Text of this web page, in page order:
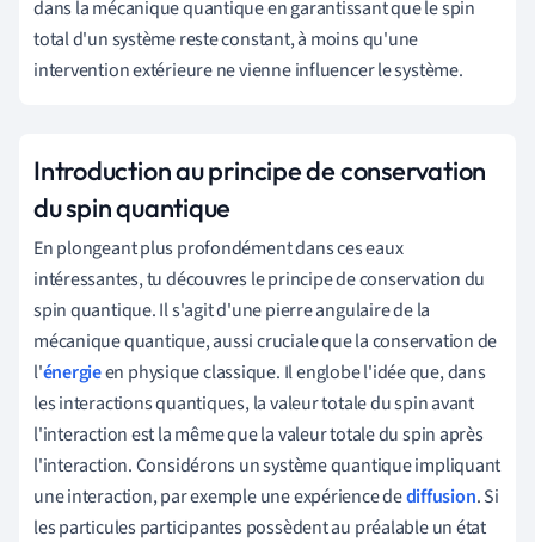
dans la mécanique quantique en garantissant que le spin
total d'un système reste constant, à moins qu'une
intervention extérieure ne vienne influencer le système.
Introduction au principe de conservation
du spin quantique
En plongeant plus profondément dans ces eaux
intéressantes, tu découvres le principe de conservation du
spin quantique. Il s'agit d'une pierre angulaire de la
mécanique quantique, aussi cruciale que la conservation de
l'énergieen physique classique. Il englobe l'idée que, dans
les interactions quantiques, la valeur totale du spin avant
l'interaction est la même que la valeur totale du spin après
l'interaction. Considérons un système quantique impliquant
une interaction, par exemple une expérience dediffusion. Si
les particules participantes possèdent au préalable un état